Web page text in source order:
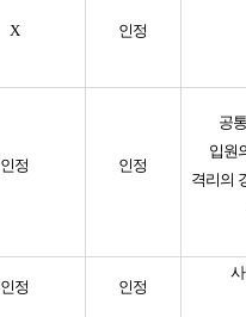
X 인정
인정 인정
공통
입원
격리의
인정 인정